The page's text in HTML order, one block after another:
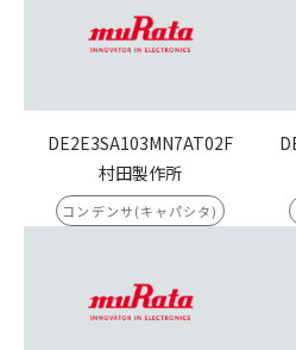
DE2E3SA103MN7AT02F
村田製作所
コンデンサ(キャパシタ)